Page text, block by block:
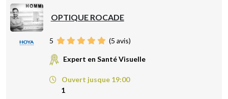
OPTIQUE ROCADE
5 (5 avis)
Expert en Santé Visuelle
Ouvert jusque 19:00
1